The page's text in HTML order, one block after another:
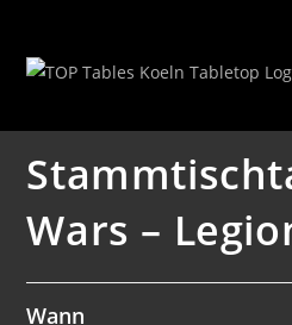
springen
Wars –
Wann